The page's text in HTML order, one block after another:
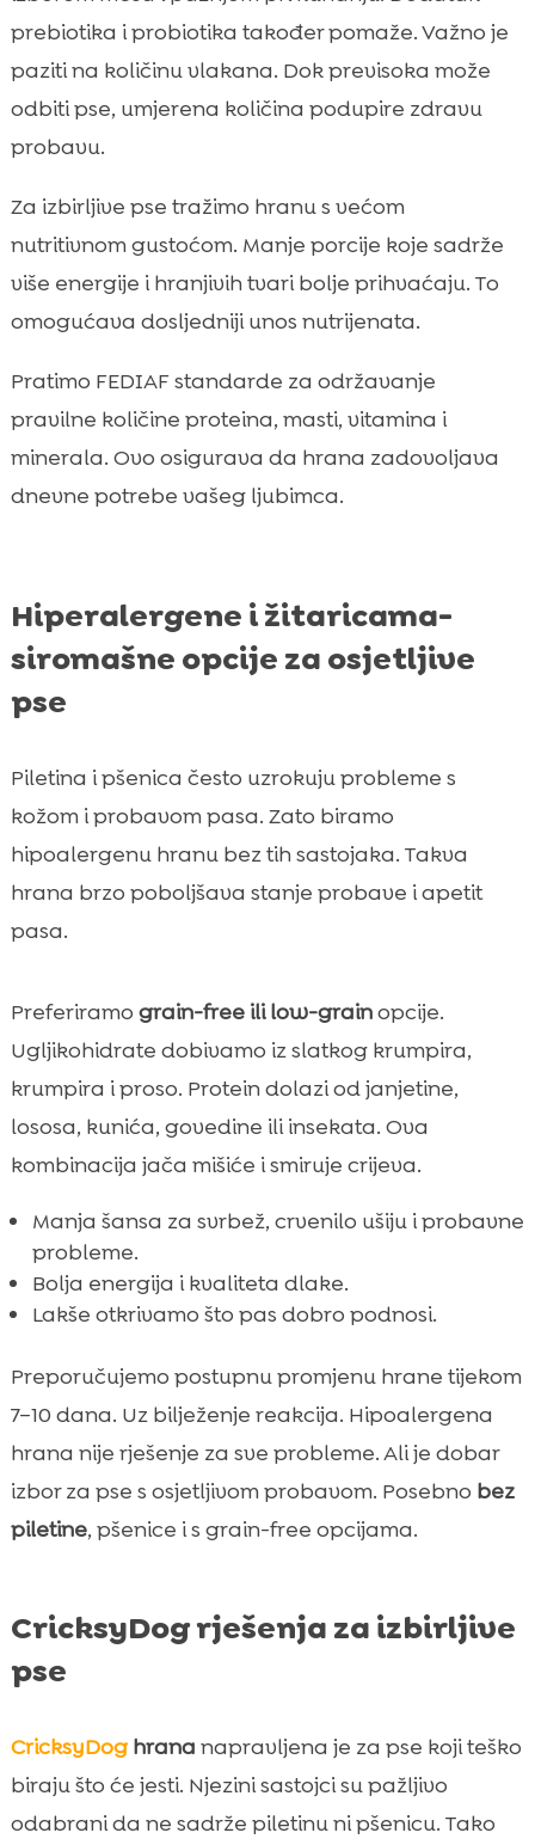
prebiotika i probiotika također pomaže. Važno je
paziti na količinu vlakana. Dok previsoka može
odbiti pse, umjerena količina podupire zdravu
probavu.
Za izbirljive pse tražimo hranu s većom
nutritivnom gustoćom. Manje porcije koje sadrže
više energije i hranjivih tvari bolje prihvaćaju. To
omogućava dosljedniji unos nutrijenata.
Pratimo FEDIAF standarde za održavanje
pravilne količine proteina, masti, vitamina i
minerala. Ovo osigurava da hrana zadovoljava
dnevne potrebe vašeg ljubimca.
Hiperalergene i žitaricama-
siromašne opcije za osjetljive
pse
Piletina i pšenica često uzrokuju probleme s
kožom i probavom pasa. Zato biramo
hipoalergenu hranu bez tih sastojaka. Takva
hrana brzo poboljšava stanje probave i apetit
pasa.
Preferiramo grain-free ili low-grainopcije.
Ugljikohidrate dobivamo iz slatkog krumpira,
krumpira i proso. Protein dolazi od janjetine,
lososa, kunića, govedine ili insekata. Ova
kombinacija jača mišiće i smiruje crijeva.
Manja šansa za svrbež, crvenilo ušiju i probavne
probleme.
Bolja energija i kvaliteta dlake.
Lakše otkrivamo što pas dobro podnosi.
Preporučujemo postupnu promjenu hrane tijekom
7–10 dana. Uz bilježenje reakcija. Hipoalergena
hrana nije rješenje za sve probleme. Ali je dobar
izbor za pse s osjetljivom probavom. Posebno bez
piletine, pšenice i s grain-free opcijama.
CricksyDog rješenja za izbirljive
pse
CricksyDoghrana napravljena je za pse koji teško
biraju što će jesti. Njezini sastojci su pažljivo
odabrani da ne sadrže piletinu ni pšenicu. Tako